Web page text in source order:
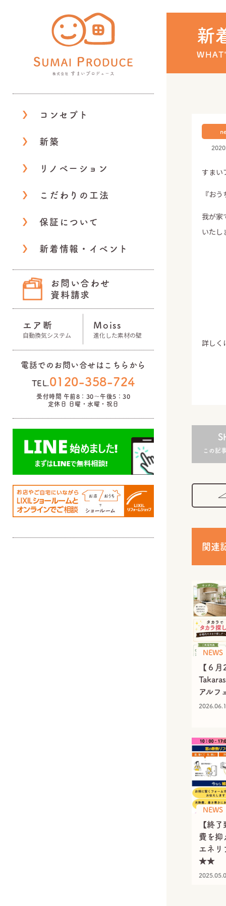
コンセプト
新築
リノベーション
こだわりの工法
保証について
新着情報・イベント
お問い合わせ
資料請求
エア断
自動換気システム
Moiss
進化した素材の壁
電話でのお問い合せはこちらから
TEL. 0120-358-724
受付時間 午前8：30～午後5：30
定休日 日曜・水曜・祝日
新
すまい
『お
我が家
いたし
詳しく
この記
関連
NEWS
【６
アルフ
NEWS
【終
費を抑
エネリ
★★